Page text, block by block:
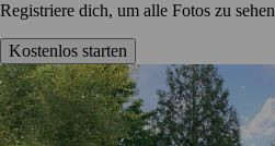
Registriere dich, um alle Fotos zu sehen
Kostenlos starten